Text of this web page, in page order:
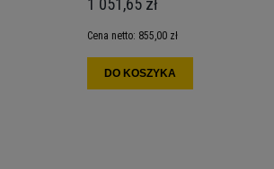
1 051,65 zł
Cena netto: 855,00 zł
DO KOSZYKA